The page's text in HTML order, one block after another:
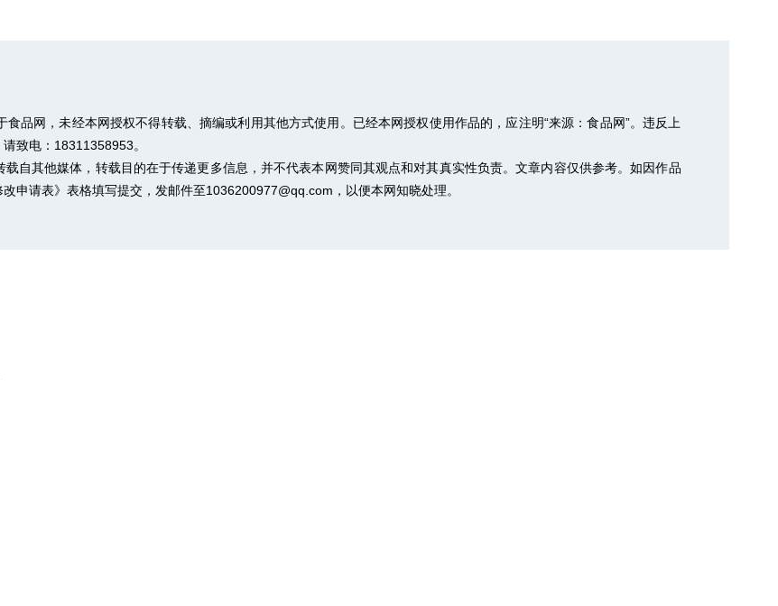
食品网，未经本网授权不得转载、摘编或利用其他方式使用。已经本网授权使用作品的，应注明“来源：食品网”。违反上
致电：18311358953。
载自其他媒体，转载目的在于传递更多信息，并不代表本网赞同其观点和对其真实性负责。文章内容仅供参考。如因作品
申请表》 表格填写提交，发邮件至1036200977@qq.com，以便本网知晓处理。